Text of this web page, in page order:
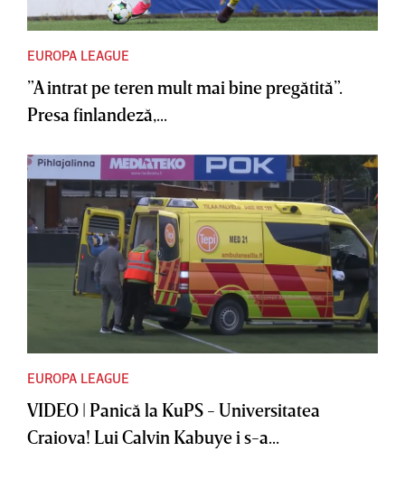
EUROPA LEAGUE
”A intrat pe teren mult mai bine pregătită”.
Presa finlandeză,...
EUROPA LEAGUE
VIDEO | Panică la KuPS - Universitatea
Craiova! Lui Calvin Kabuye i s-a...